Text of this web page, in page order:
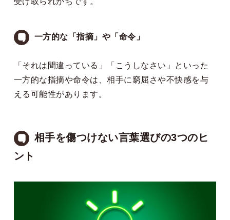
一方的な「指摘」や「命令」
「それは間違っている」「こうしなさい」といった
一方的な指摘や命令は、相手に窮屈さや不快感を与
える可能性があります。
相手を傷つけない言葉選びの3つのヒ
ント